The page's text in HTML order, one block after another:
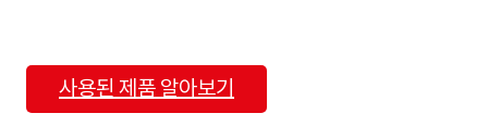
사용된 제품 알아보기